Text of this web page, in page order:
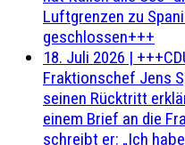
Luftgrenzen zu
geschlossen+++
18. Juli 2026 |
Fraktionschef Jens
seinen Rücktritt
einem Brief an die
schreibt er: „Ich